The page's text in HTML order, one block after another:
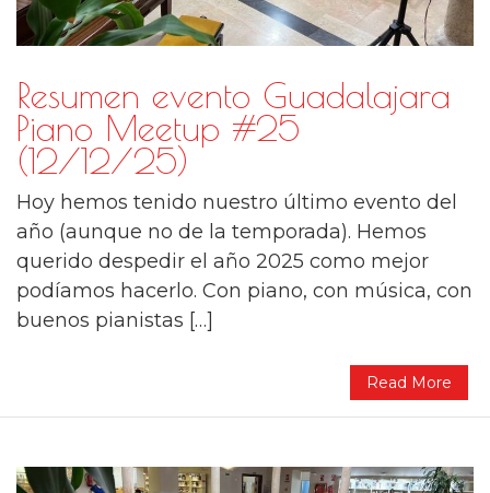
Resumen evento Guadalajara
Piano Meetup #25
(12/12/25)
Hoy hemos tenido nuestro último evento del
año (aunque no de la temporada). Hemos
querido despedir el año 2025 como mejor
podíamos hacerlo. Con piano, con música, con
buenos pianistas […]
Read More